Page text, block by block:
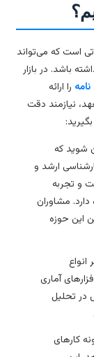
که می‌تواند
در بازار
ارائه
دقت
که
ارشد و
آماری